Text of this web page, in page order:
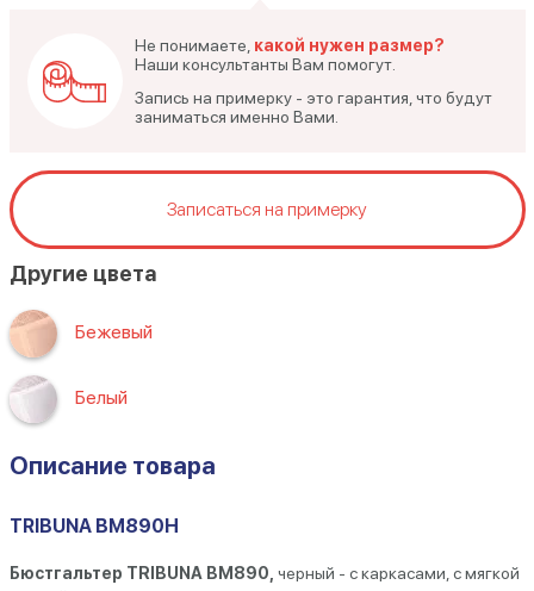
Не понимаете, какой нужен размер?
Наши консультанты Вам помогут.
Запись на примерку - это гарантия, что будут
заниматься именно Вами.
Записаться на примерку
Другие цвета
Бежевый
Белый
Описание товара
TRIBUNA BM890H
Бюстгальтер TRIBUNA BM890, черный - с каркасами, с мягкой